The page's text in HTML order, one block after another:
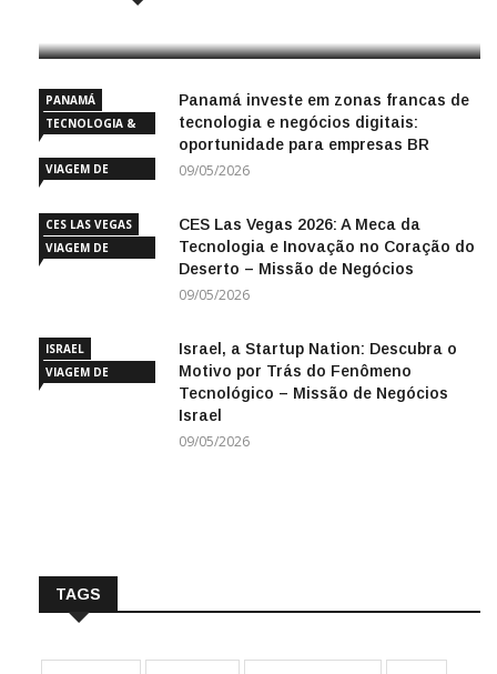
PANAMÁ
TECNOLOGIA &
VIAGEM DE
Panamá investe em zonas francas de
tecnologia e negócios digitais:
oportunidade para empresas BR
09/05/2026
CES LAS VEGAS
VIAGEM DE
CES Las Vegas 2026: A Meca da
Tecnologia e Inovação no Coração do
Deserto – Missão de Negócios
09/05/2026
ISRAEL
VIAGEM DE
Israel, a Startup Nation: Descubra o
Motivo por Trás do Fenômeno
Tecnológico – Missão de Negócios
Israel
09/05/2026
TAGS